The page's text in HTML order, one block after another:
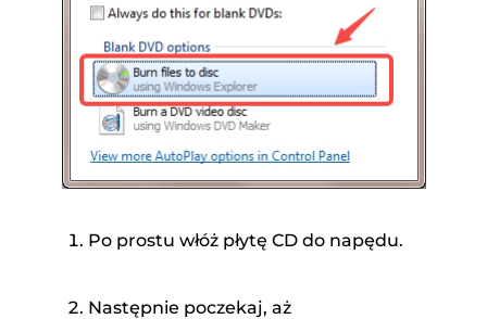
Po prostu włóż płytę CD do napędu.
Następnie poczekaj, aż